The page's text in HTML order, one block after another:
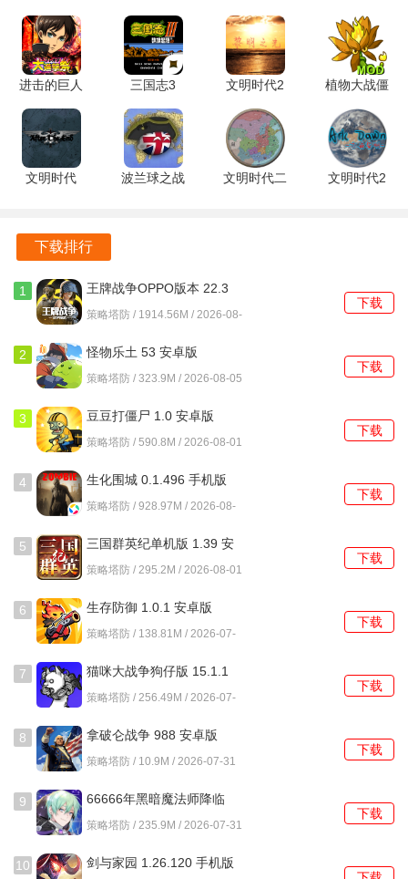
4 1.27.0 安
卓版
1.13.33 最
新版
钢铁雄心
mod
2.8（公测
版本） 安
山河万里
1.26R(胜利
日) 安卓版
进击的巨人
BraveOrder
1.28.245
安卓版
三国志3
v1.002 安
卓版
文明时代2
黎明之光
mod 0.2.0
安卓版
植物大战僵
尸融合版二
创版 2.8.2
安卓版
文明时代
卓版
波兰球之战
文明时代二
文明时代2
下载排行
1
王牌战争OPPO版本 22.3
最新版
策略塔防 / 1914.56M / 2026-08-
下载
2 怪物乐土 53 安卓版
策略塔防 / 323.9M / 2026-08-05
下载
3 豆豆打僵尸 1.0 安卓版
策略塔防 / 590.8M / 2026-08-01
下载
4 生化围城 0.1.496 手机版
策略塔防 / 928.97M / 2026-08-
下载
5
三国群英纪单机版 1.39 安
卓版
策略塔防 / 295.2M / 2026-08-01
下载
6 生存防御 1.0.1 安卓版
策略塔防 / 138.81M / 2026-07-
下载
7
猫咪大战争狗仔版 15.1.1
安卓版
策略塔防 / 256.49M / 2026-07-
下载
8 拿破仑战争 988 安卓版
策略塔防 / 10.9M / 2026-07-31
下载
9
66666年黑暗魔法师降临
1.0.7 安卓版
策略塔防 / 235.9M / 2026-07-31
下载
10
剑与家园 1.26.120 手机版